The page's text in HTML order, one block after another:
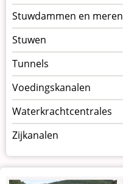
Stuwdammen en meren
Stuwen
Tunnels
Voedingskanalen
Waterkrachtcentrales
Zijkanalen